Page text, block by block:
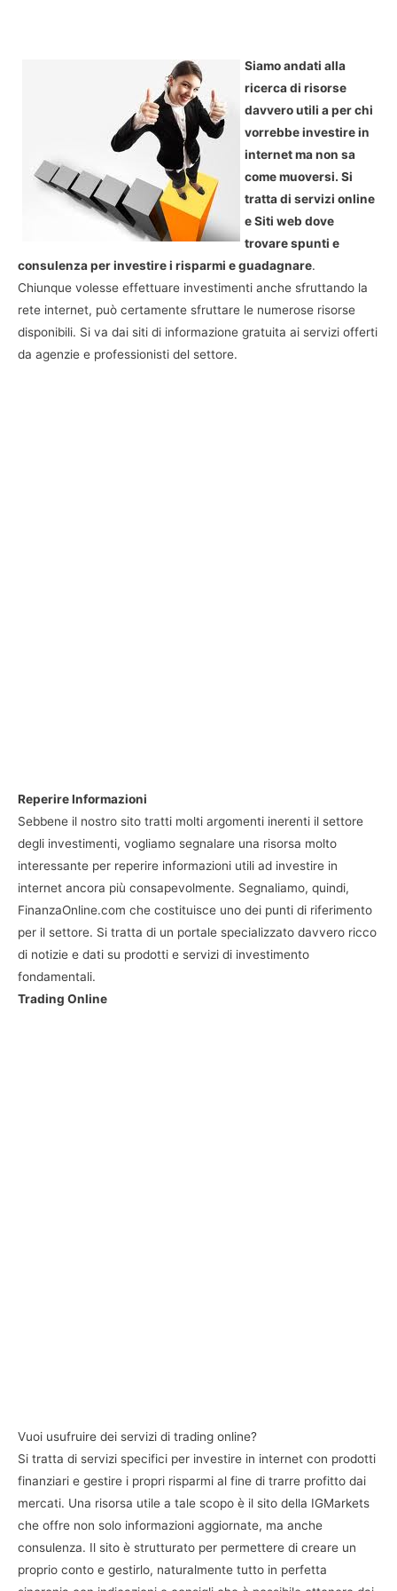
Siamo andati alla
ricerca di risorse
davvero utili a per chi
vorrebbe investire in
internet ma non sa
come muoversi. Si
tratta di servizi online
e Siti web dove
trovare spunti e
consulenza per investire i risparmi e guadagnare.
Chiunque volesse effettuare investimenti anche sfruttando la
rete internet, può certamente sfruttare le numerose risorse
disponibili. Si va dai siti di informazione gratuita ai servizi offerti
da agenzie e professionisti del settore.
Reperire Informazioni
Sebbene il nostro sito tratti molti argomenti inerenti il settore
degli investimenti, vogliamo segnalare una risorsa molto
interessante per reperire informazioni utili ad investire in
internet ancora più consapevolmente. Segnaliamo, quindi,
FinanzaOnline.com che costituisce uno dei punti di riferimento
per il settore. Si tratta di un portale specializzato davvero ricco
di notizie e dati su prodotti e servizi di investimento
fondamentali.
Trading Online
Vuoi usufruire dei servizi di trading online?
Si tratta di servizi specifici per investire in internet con prodotti
finanziari e gestire i propri risparmi al fine di trarre profitto dai
mercati. Una risorsa utile a tale scopo è il sito della IGMarkets
che offre non solo informazioni aggiornate, ma anche
consulenza. Il sito è strutturato per permettere di creare un
proprio conto e gestirlo, naturalmente tutto in perfetta